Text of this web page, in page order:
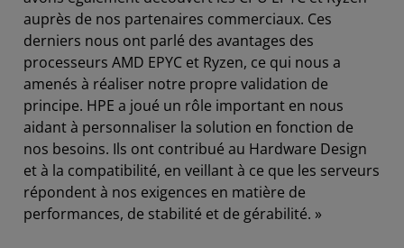
auprès de nos partenaires commerciaux. Ces
derniers nous ont parlé des avantages des
processeurs AMD EPYC et Ryzen, ce qui nous a
amenés à réaliser notre propre validation de
principe. HPE a joué un rôle important en nous
aidant à personnaliser la solution en fonction de
nos besoins. Ils ont contribué au Hardware Design
et à la compatibilité, en veillant à ce que les serveurs
répondent à nos exigences en matière de
performances, de stabilité et de gérabilité. »